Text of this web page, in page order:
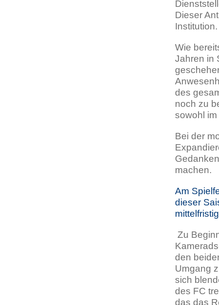
Dieser
Institution.
Wie
Jahren in
des
noch zu
sowohl
Bei der
machen.
Am
dieser
Zu
den
Umgang
sich
des FC
das das